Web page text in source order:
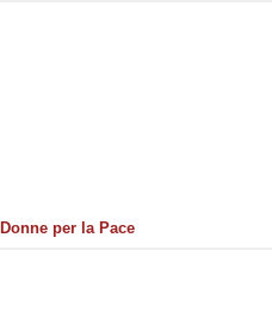
per la Pace